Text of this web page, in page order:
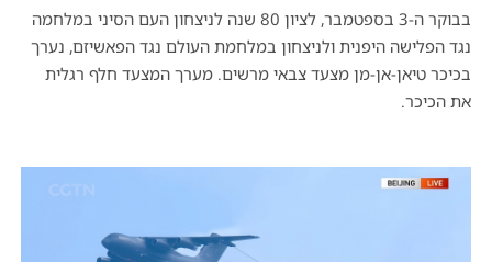
בבוקר ה-3 בספטמבר, לציון 80 שנה לניצחון העם הסיני במלחמה
נגד הפלישה היפנית ולניצחון במלחמת העולם נגד הפאשיזם, נערך
בכיכר טיאן-אן-מןמצעד צבאי מרשים. מערך המצעד חלף רגלית
את הכיכר.